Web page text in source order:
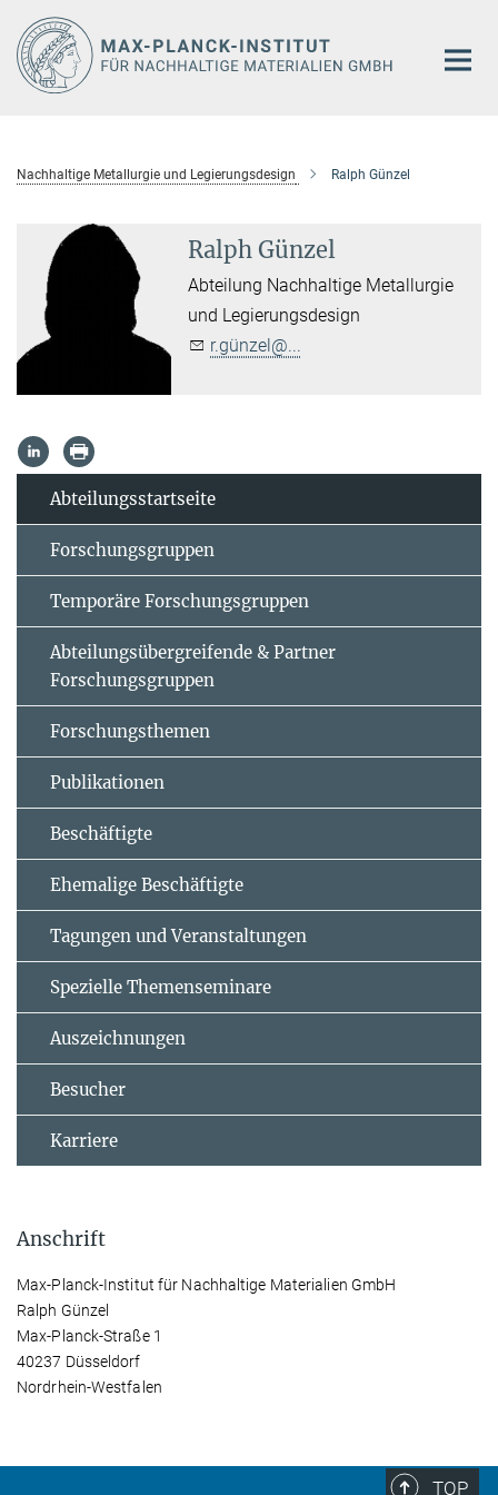
Hauptinhalt
Nachhaltige Metallurgie und Legierungsdesign Ralph Günzel
Ralph Günzel
Abteilung Nachhaltige Metallurgie
und Legierungsdesign
r.günzel@...
Abteilungsstartseite
Forschungsgruppen
Temporäre Forschungsgruppen
Abteilungsübergreifende & Partner
Forschungsgruppen
Forschungsthemen
Publikationen
Beschäftigte
Ehemalige Beschäftigte
Tagungen und Veranstaltungen
Spezielle Themenseminare
Auszeichnungen
Besucher
Karriere
Anschrift
Max-Planck-Institut für Nachhaltige Materialien GmbH
Ralph Günzel
Max-Planck-Straße 1
40237 Düsseldorf
Nordrhein-Westfalen
TOP